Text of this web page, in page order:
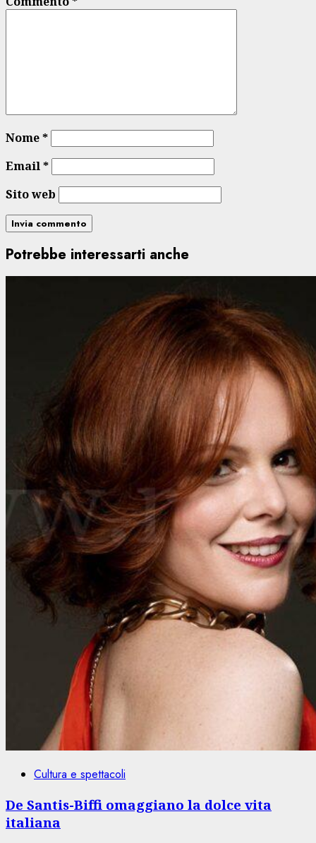
Nome*
Email*
Sito web
Potrebbe interessarti anche
Cultura e spettacoli
De Santis-Biffi omaggiano la dolce vita
italiana